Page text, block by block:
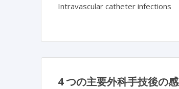
Intravascular catheter infections
4 つの主要外科手技後の